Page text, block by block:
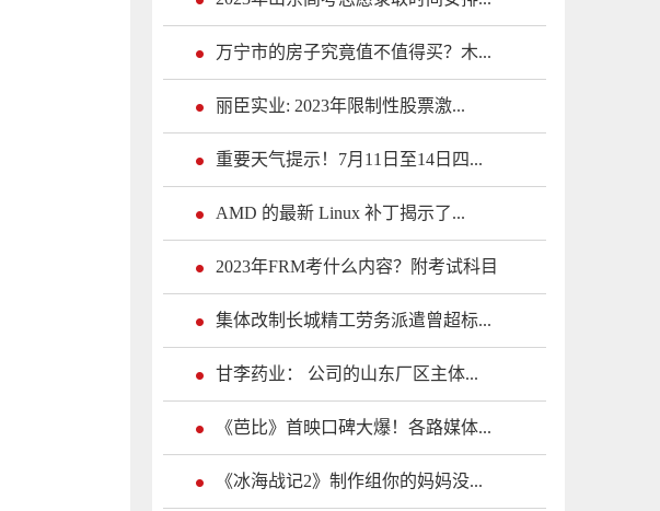
万宁市的房子究竟值不值得买？木...
丽臣实业: 2023年限制性股票激...
重要天气提示！7月11日至14日四...
AMD 的最新 Linux 补丁揭示了...
2023年FRM考什么内容？附考试科目
集体改制长城精工劳务派遣曾超标...
甘李药业： 公司的山东厂区主体...
《芭比》首映口碑大爆！各路媒体...
《冰海战记2》制作组你的妈妈没...